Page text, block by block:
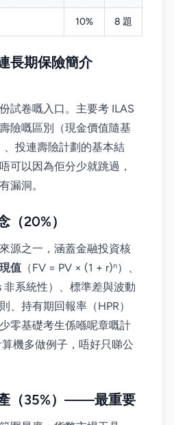
10% 8 題
長期保險簡介
試卷嘅入口。主要考 ILAS
險嘅區別（現金價值隨基
、投連壽險計劃的基本結
可以因為佢分少就跳過，
漏洞。
（20%）
源之一，涵蓋金融投資核
值 （FV = PV × (1 + r)ⁿ）、
非系統性）、標準差與波動
、持有期回報率（HPR）
零基礎考生係喺呢章嘅計
機多做例子，唔好只睇公
（35%）——最重要